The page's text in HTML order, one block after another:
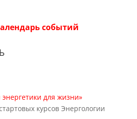
событий
для жизни»
курсов Энергологии